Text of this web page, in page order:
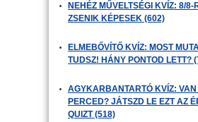
NEHÉZ MŰVELTSÉGI KVÍZ: 8/
ZSENIK KÉPESEK (602)
ELMEBŐVÍTŐ KVÍZ: MOST
TUDSZ! HÁNY PONTOD LETT?
AGYKARBANTARTÓ KVÍZ:
PERCED? JÁTSZD LE EZT AZ
QUIZT (518)